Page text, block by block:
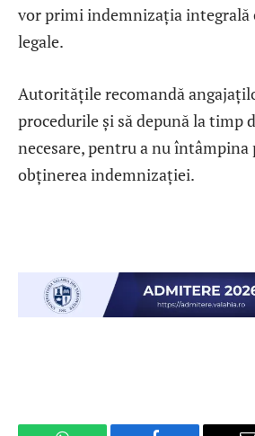
vor primi indemnizația
legale.
Autoritățile recomandă
procedurile și să depună la timp
necesare, pentru a nu
obținerea indemnizației.